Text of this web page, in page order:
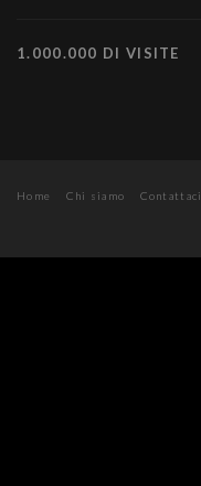
1.000.000 DI VISITE
Home Chi siamo Contattaci